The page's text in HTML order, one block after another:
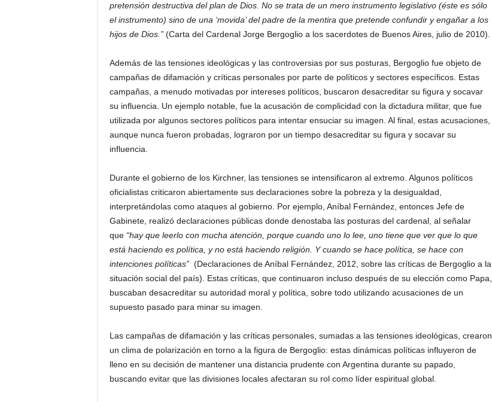
pretensión destructiva del plan de Dios. No se trata de un mero instrumento legislativo (éste es sólo
el instrumento) sino de una ‘movida’ del padre de la mentira que pretende confundir y engañar a los
hijos de Dios.”(Carta del Cardenal Jorge Bergoglio a los sacerdotes de Buenos Aires, julio de 2010).
Además de las tensiones ideológicas y las controversias por sus posturas, Bergoglio fue objeto de
campañas de difamación y críticas personales por parte de políticos y sectores específicos. Estas
campañas, a menudo motivadas por intereses políticos, buscaron desacreditar su figura y socavar
su influencia. Un ejemplo notable, fue la acusación de complicidad con la dictadura militar, que fue
utilizada por algunos sectores políticos para intentar ensuciar su imagen. Al final, estas acusaciones,
aunque nunca fueron probadas, lograron por un tiempo desacreditar su figura y socavar su
influencia.
Durante el gobierno de los Kirchner, las tensiones se intensificaron al extremo. Algunos políticos
oficialistas criticaron abiertamente sus declaraciones sobre la pobreza y la desigualdad,
interpretándolas como ataques al gobierno. Por ejemplo, Aníbal Fernández, entonces Jefe de
Gabinete, realizó declaraciones públicas donde denostaba las posturas del cardenal, al señalar
que “hay que leerlo con mucha atención, porque cuando uno lo lee, uno tiene que ver que lo que
está haciendo es política, y no está haciendo religión. Y cuando se hace política, se hace con
intenciones políticas” (Declaraciones de Aníbal Fernández, 2012, sobre las críticas de Bergoglio a la
situación social del país). Estas críticas, que continuaron incluso después de su elección como Papa,
buscaban desacreditar su autoridad moral y política, sobre todo utilizando acusaciones de un
supuesto pasado para minar su imagen.
Las campañas de difamación y las críticas personales, sumadas a las tensiones ideológicas, crearon
un clima de polarización en torno a la figura de Bergoglio: estas dinámicas políticas influyeron de
lleno en su decisión de mantener una distancia prudente con Argentina durante su papado,
buscando evitar que las divisiones locales afectaran su rol como líder espiritual global.